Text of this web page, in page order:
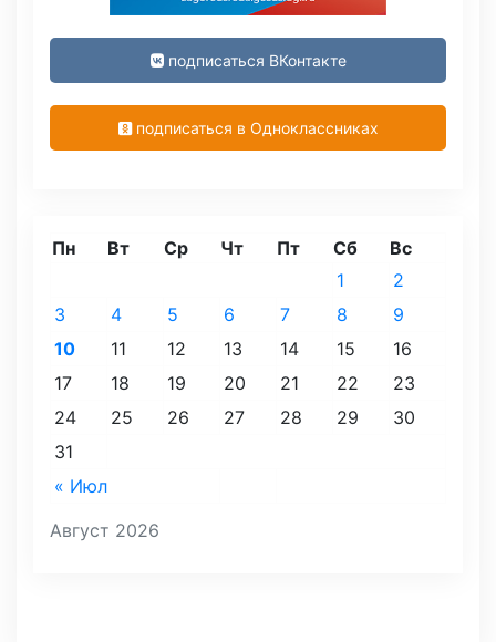
подписаться ВКонтакте
подписаться в Одноклассниках
Август 2026
Пн Вт Ср Чт Пт Сб Вс
« Июл
1
2
3
4 5 6 7 8
9
10
11 12 13 14 15
16
17
18 19 20 21 22
23
24
25 26 27 28 29
30
31